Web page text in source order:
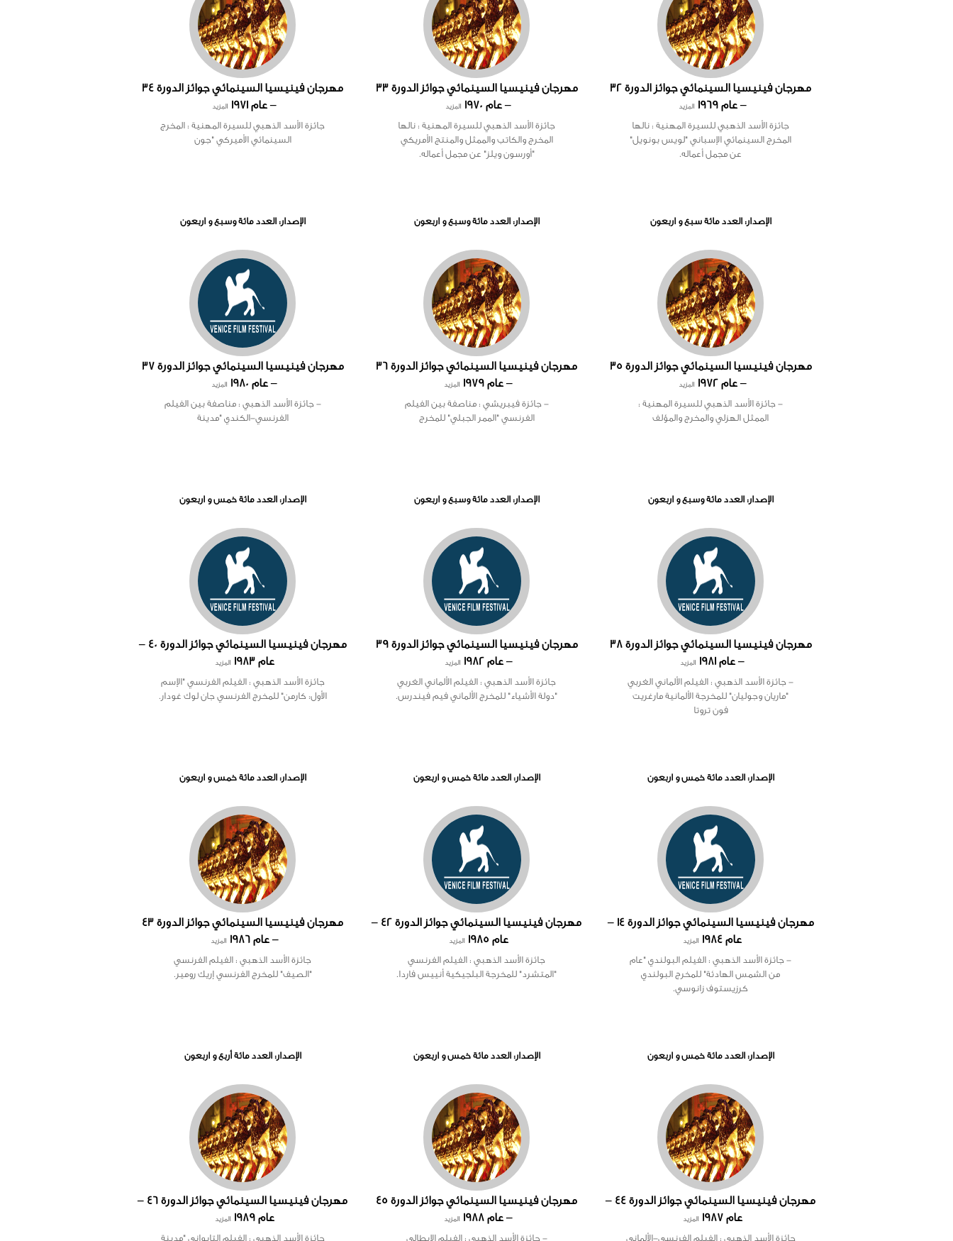
مهرجان فينيسيا السينمائي جوائز الدورة 32
– عام 1969
المزيد
جائزة الأسد الذهبي للسيرة المهنية : نالها
المخرج السينمائي الإسباني "لويس بونويل"
عن مجمل أعماله.
الإصدار: العدد مائة سبع و اربعون
مهرجان فينيسيا السينمائي جوائز الدورة 33
– عام 1970
المزيد
جائزة الأسد الذهبي للسيرة المهنية : نالها
المخرج والكاتب والممثل والمنتج الأمريكي
"أورسون ويلز" عن مجمل أعماله.
الإصدار: العدد مائة وسبع و اربعون
مهرجان فينيسيا السينمائي جوائز الدورة 34
– عام 1971
المزيد
جائزة الأسد الذهبي للسيرة المهنية : المخرج
السينمائي الأميركي "جون
الإصدار: العدد مائة وسبع و اربعون
مهرجان فينيسيا السينمائي جوائز الدورة 35
– عام 1972
المزيد
- جائزة الأسد الذهبي للسيرة المهنية :
الممثل الهزلي والمخرج والمؤلف
الإصدار: العدد مائة وسبع و اربعون
مهرجان فينيسيا السينمائي جوائز الدورة 36
– عام 1979
المزيد
- جائزة فيبريشي : مناصفة بين الفيلم
الفرنسي "الممر الجبلي" للمخرج
الإصدار: العدد مائة وسبع و اربعون
مهرجان فينيسيا السينمائي جوائز الدورة 37
– عام 1980
المزيد
- جائزة الأسد الذهبي : مناصفة بين الفيلم
الفرنسي-الكندي "مدينة
الإصدار: العدد مائة خمس و اربعون
مهرجان فينيسيا السينمائي جوائز الدورة 38
– عام 1981
المزيد
- جائزة الأسد الذهبي : الفيلم الألماني الغربي
"ماريان وجوليان" للمخرجة الألمانية مارغريت
فون تروتا
الإصدار: العدد مائة خمس و اربعون
مهرجان فينيسيا السينمائي جوائز الدورة 39
– عام 1982
المزيد
جائزة الأسد الذهبي : الفيلم الألماني الغربي
"دولة الأشياء" للمخرج الألماني فيم فيندرس.
الإصدار: العدد مائة خمس و اربعون
مهرجان فينيسيا السينمائي جوائز الدورة 40 –
عام 1983
المزيد
جائزة الأسد الذهبي : الفيلم الفرنسي "الإسم
الأول: كارمن" للمخرج الفرنسي جان لوك غودار.
الإصدار: العدد مائة خمس و اربعون
مهرجان فينيسيا السينمائي جوائز الدورة 14 –
عام 1984
المزيد
- جائزة الأسد الذهبي : الفيلم البولندي "عام
من الشمس الهادئة" للمخرج البولندي
كرزيستوف زانوسي.
الإصدار: العدد مائة خمس و اربعون
مهرجان فينيسيا السينمائي جوائز الدورة 42 –
عام 1985
المزيد
جائزة الأسد الذهبي : الفيلم الفرنسي
"المتشرد" للمخرجة البلجيكية أنييس فاردا.
الإصدار: العدد مائة خمس و اربعون
مهرجان فينيسيا السينمائي جوائز الدورة 43
– عام 1986
المزيد
جائزة الأسد الذهبي : الفيلم الفرنسي
"الصيف" للمخرج الفرنسي إريك رومير.
الإصدار: العدد مائة أربع و اربعون
مهرجان فينيسيا السينمائي جوائز الدورة 44 –
عام 1987
المزيد
جائزة الأسد الذهبي : الفيلم الفرنسي-الألماني
مهرجان فينيسيا السينمائي جوائز الدورة 45
– عام 1988
المزيد
- جائزة الأسد الذهبي : الفيلم الإيطالي
مهرجان فينيسيا السينمائي جوائز الدورة 46 –
عام 1989
المزيد
جائزة الأسد الذهبي : الفيلم التايواني "مدينة